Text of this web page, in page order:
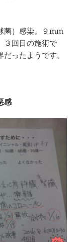
菌）感染。９mm
３回目の施術で
ったようです。
感